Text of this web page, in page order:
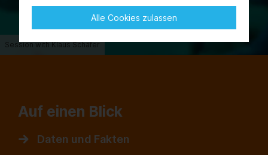
Alle Cookies zulassen
Session with Klaus Schäfer
Auf einen Blick
Daten und Fakten